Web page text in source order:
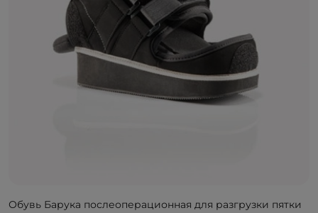
Обувь Барука послеоперационная для разгрузки пятки